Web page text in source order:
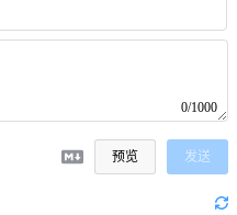
0/1000
预览 发送